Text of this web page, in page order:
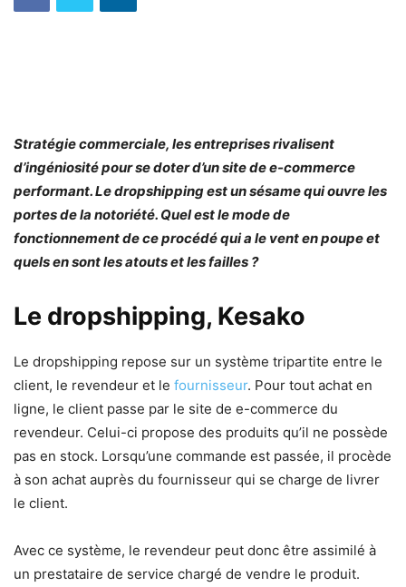
Stratégie commerciale, les entreprises rivalisent
d’ingéniosité pour se doter d’un site de e-commerce
performant. Le dropshipping est un sésame qui ouvre les
portes de la notoriété. Quel est le mode de
fonctionnement de ce procédé qui a le vent en poupe et
quels en sont les atouts et les failles ?
Le dropshipping, Kesako
Le dropshipping repose sur un système tripartite entre le
client, le revendeur et le fournisseur. Pour tout achat en
ligne, le client passe par le site de e-commerce du
revendeur. Celui-ci propose des produits qu’il ne possède
pas en stock. Lorsqu’une commande est passée, il procède
à son achat auprès du fournisseur qui se charge de livrer
le client.
Avec ce système, le revendeur peut donc être assimilé à
un prestataire de service chargé de vendre le produit.